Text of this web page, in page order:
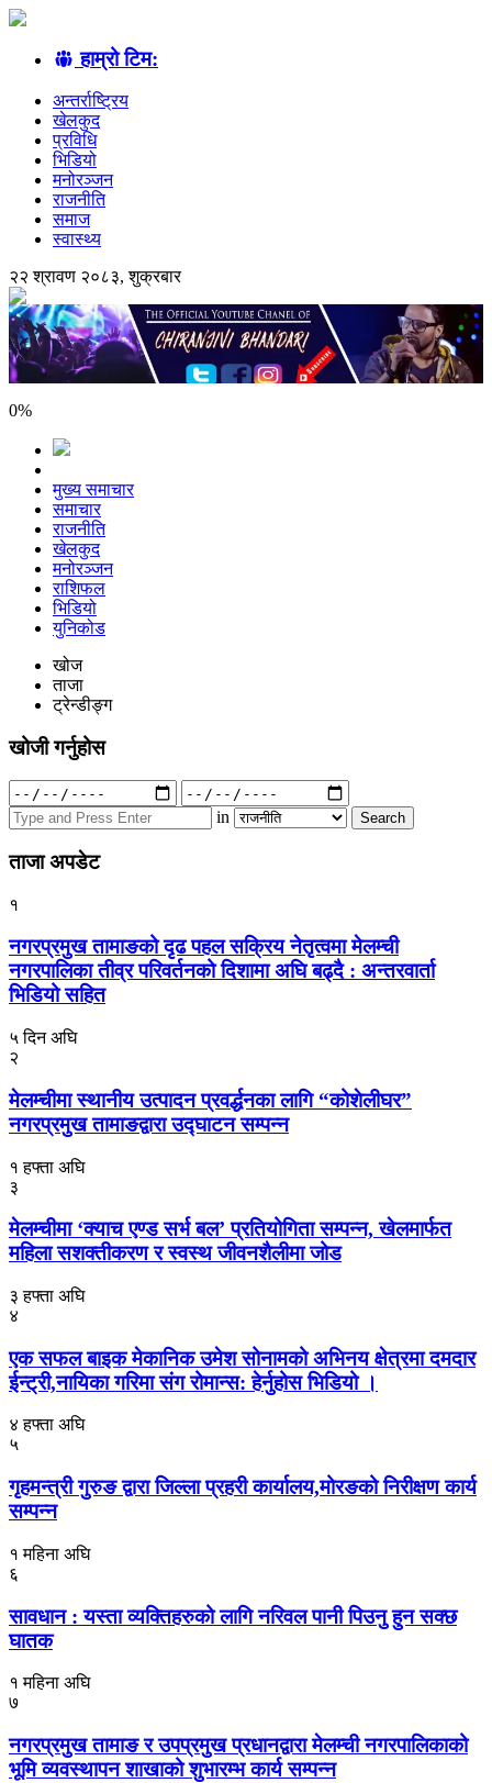
हाम्रो टिम:
अन्तर्राष्ट्रिय
खेलकुद
प्रविधि
भिडियो
मनोरञ्जन
राजनीति
समाज
स्वास्थ्य
२२ श्रावण २०८३, शुक्रबार
0%
मुख्य समाचार
समाचार
राजनीति
खेलकुद
मनोरञ्जन
राशिफल
भिडियो
युनिकोड
खोज
ताजा
ट्रेन्डीङ्ग
खोजी गर्नुहोस
Search
for:
in
ताजा अपडेट
१
नगरप्रमुख तामाङको दृढ पहल सक्रिय नेतृत्वमा मेलम्ची
नगरपालिका तीव्र परिवर्तनको दिशामा अघि बढ्दै : अन्तरवार्ता
भिडियो सहित
५ दिन अघि
२
मेलम्चीमा स्थानीय उत्पादन प्रवर्द्धनका लागि “कोशेलीघर”
नगरप्रमुख तामाङद्वारा उद्घाटन सम्पन्न
१ हफ्ता अघि
३
मेलम्चीमा ‘क्याच एण्ड सर्भ बल’ प्रतियोगिता सम्पन्न, खेलमार्फत
महिला सशक्तीकरण र स्वस्थ जीवनशैलीमा जोड
३ हफ्ता अघि
४
एक सफल बाइक मेकानिक उमेश सोनामको अभिनय क्षेत्रमा दमदार
ईन्ट्री,नायिका गरिमा संग रोमान्स: हेर्नुहोस भिडियो ।
४ हफ्ता अघि
५
गृहमन्त्री गुरुङ द्वारा जिल्ला प्रहरी कार्यालय,मोरङको निरीक्षण कार्य
सम्पन्न
१ महिना अघि
६
सावधान : यस्ता व्यक्तिहरुको लागि नरिवल पानी पिउनु हुन सक्छ
घातक
१ महिना अघि
७
नगरप्रमुख तामाङ र उपप्रमुख प्रधानद्वारा मेलम्ची नगरपालिकाको
भूमि व्यवस्थापन शाखाको शुभारम्भ कार्य सम्पन्न